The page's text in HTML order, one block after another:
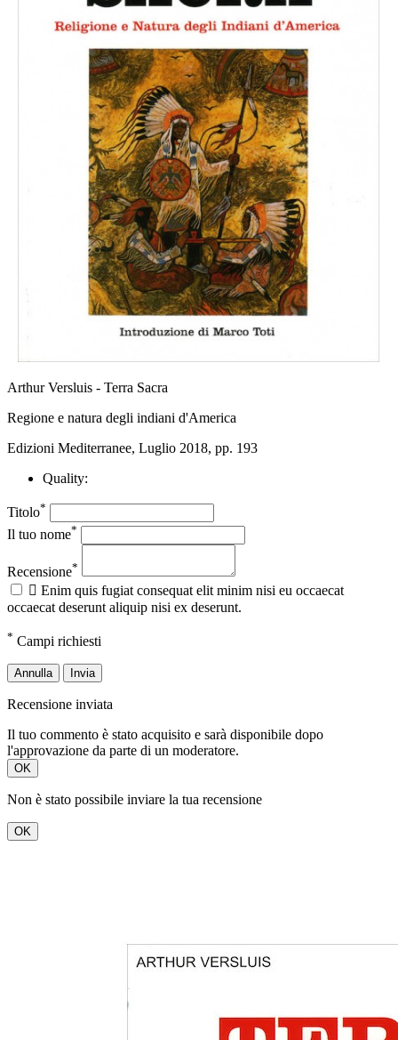
Arthur Versluis - Terra Sacra
Regione e natura degli indiani d'America
Edizioni Mediterranee, Luglio 2018, pp. 193
Quality:
Titolo*
Il tuo nome*
Recensione*
 Enim quis fugiat consequat elit minim nisi eu occaecat
occaecat deserunt aliquip nisi ex deserunt.
* Campi richiesti
Annulla Invia
Recensione inviata
Il tuo commento è stato acquisito e sarà disponibile dopo
l'approvazione da parte di un moderatore.
OK
Non è stato possibile inviare la tua recensione
OK